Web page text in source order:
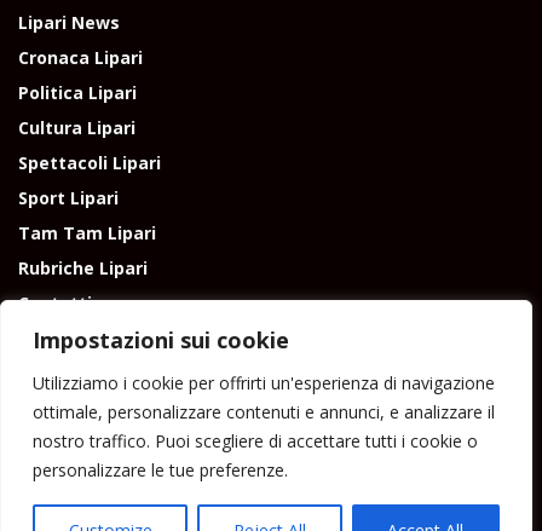
Impostazioni sui cookie
Utilizziamo i cookie per offrirti un'esperienza di navigazione
ottimale, personalizzare contenuti e annunci, e analizzare il
nostro traffico. Puoi scegliere di accettare tutti i cookie o
personalizzare le tue preferenze.
Lipari News
Cronaca Lipari
Politica Lipari
Cultura Lipari
Spettacoli Lipari
Sport Lipari
Tam Tam Lipari
Rubriche Lipari
Contatti
Direttore responsabile: Peppe Paino - Eolmedia, via Zinzolo, 20 - 980555 -
Lipari (Me) - Tel. 3924544698 e-mail: giornaledilipari@gmail.com -
peppepaino1@gmail.com Testata registrata al Tribunale di Barcellona